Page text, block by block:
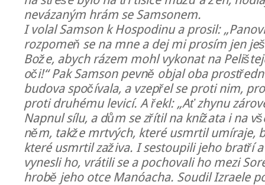
nevázaným hrám se Samsonem.
I volal Samson k Hospodinu a prosil:
rozpomeň se na mne a dej mi prosím jen
Bože, abych rázem mohl vykonat na
oči!“ Pak Samson pevně objal oba
budova spočívala, a vzepřel se proti nim,
proti druhému levicí. A řekl: „Ať zhynu
Napnul sílu, a dům se zřítil na knížata i na
něm, takže mrtvých, které usmrtil umíraje,
které usmrtil zaživa. I sestoupili jeho bratří
vynesli ho, vrátili se a pochovali ho mezi
hrobě jeho otce Manóacha. Soudil Izraele